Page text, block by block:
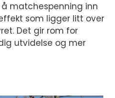
å matchespenning inn
som ligger litt over
Det gir rom for
utvidelse og mer